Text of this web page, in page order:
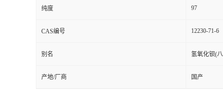
纯度 97
CAS编号 12230-71-6
别名 氢氧化钡(
产地/厂商 国产